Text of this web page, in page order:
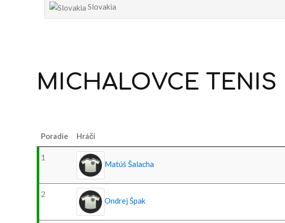
Slovakia
MICHALOVCE TENIS
Poradie Hráči
1
Matúš Šalacha
2
Ondrej Špak